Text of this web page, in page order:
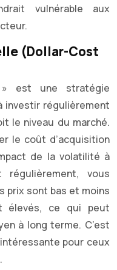
vulnérable aux
(Dollar-Cost
» est une stratégie
investir régulièrement
le niveau du marché.
le coût d’acquisition
de la volatilité à
vous
prix sont bas et moins
élevés, ce qui peut
à long terme. C’est
pour ceux